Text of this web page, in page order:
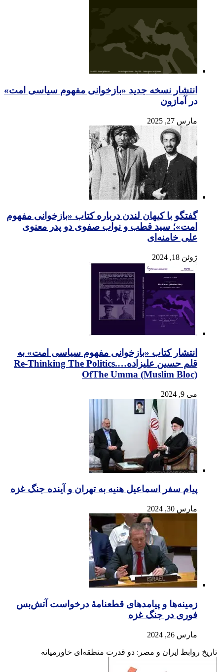
انتشار نسخه جدید «بازخوانی مفهوم سیاسی امت»
در آمازون
مارس 27, 2025
گفتگو با کیهان لندن درباره کتاب «بازخوانی مفهوم
امت»؛ سید قطب و نواب صفوی دو پدر معنوی
علی خامنه‌ای
ژوئن 18, 2024
انتشار کتاب «بازخوانی مفهوم سیاسی امت» به
قلم حسین علیزاده….Re-Thinking The Politics
OfThe Umma (Muslim Bloc)
می 9, 2024
پیام سفر اسماعیل هنیه به تهران و آینده جنگ غزه
مارس 30, 2024
زمینه‌ها و پیامدهای قطعنامهٔ درخواست آتش‌بس
فوری در جنگ غزه
مارس 26, 2024
تاریخ روابط ایران و مصر: دو قدرت منطقه‌ای خاورمیانه